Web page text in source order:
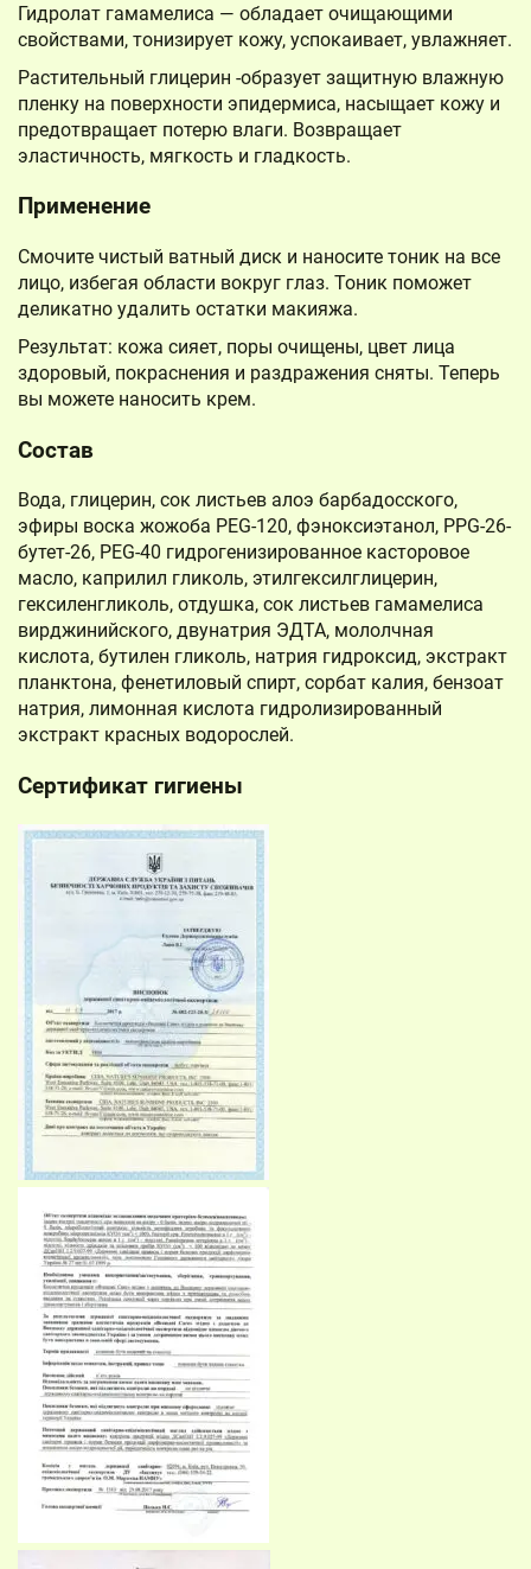
Гидролат гамамелиса — обладает очищающими
свойствами, тонизирует кожу, успокаивает, увлажняет.
Растительный глицерин -образует защитную влажную
пленку на поверхности эпидермиса, насыщает кожу и
предотвращает потерю влаги. Возвращает
эластичность, мягкость и гладкость.
Применение
Смочите чистый ватный диск и наносите тоник на все
лицо, избегая области вокруг глаз. Тоник поможет
деликатно удалить остатки макияжа.
Результат: кожа сияет, поры очищены, цвет лица
здоровый, покраснения и раздражения сняты. Теперь
вы можете наносить крем.
Состав
Вода, глицерин, сок листьев алоэ барбадосского,
эфиры воска жожоба PEG-120, фэноксиэтанол, PPG-26-
бутет-26, PEG-40 гидрогенизированное касторовое
масло, каприлил гликоль, этилгексилглицерин,
гексиленгликоль, отдушка, сок листьев гамамелиса
вирджинийского, двунатрия ЭДТА, мололчная
кислота, бутилен гликоль, натрия гидроксид, экстракт
планктона, фенетиловый спирт, сорбат калия, бензоат
натрия, лимонная кислота гидролизированный
экстракт красных водорослей.
Сертификат гигиены